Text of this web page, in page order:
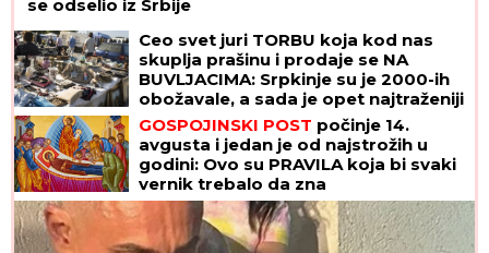
se odselio iz Srbije
Ceo svet juri TORBU koja kod nas
skuplja prašinu i prodaje se NA
BUVLJACIMA: Srpkinje su je 2000-ih
obožavale, a sada je opet najtraženiji
komad!
GOSPOJINSKI POST počinje 14.
avgusta i jedan je od najstrožih u
godini: Ovo su PRAVILA koja bi svaki
vernik trebalo da zna